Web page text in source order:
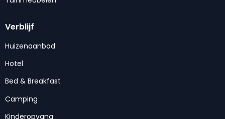
Verblijf
Huizenaanbod
Hotel
Bed & Breakfast
Camping
Kinderopvang